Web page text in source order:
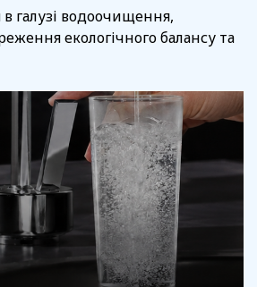
галузі водоочищення,
екологічного балансу та